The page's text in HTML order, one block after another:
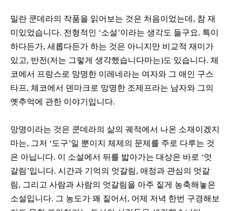
밀란 쿤데라의 작품을 읽어보는 것은 처음이었는데, 참 재
미있었습니다. 전형적인 ‘소설’이라는 생각도 들구요. 특이
하다든가, 새롭다든가 하는 것은 아니지만 비교적 재미가
있고, 반전(저는 그렇게 생각했습니다마는)도 있습니다. 체
코에서 프랑스로 망명한 이레네라는 여자와 그 애인 구스
타프, 체코에서 덴마크로 망명한 조제프라는 남자와 그의
옛추억에 관한 이야기입니다.
망명이라는 것은 쿤데라의 삶의 궤적에서 나온 소재이겠지
마는, 그저 ‘도구’일 뿐이지 체제의 문제를 주로 다루는 것
은 아닙니다. 이 소설에서 뒤를 밟아가는 대상은 바로 ‘엇
갈림’입니다. 시간과 기억의 엇갈림, 애정과 관심의 엇갈
림, 그리고 사람과 사람의 엇갈림을 아주 짙게 농축해놓은
소설입니다. 그 농도가 꽤 짙어서, 어제 저녁 한번 구경해보